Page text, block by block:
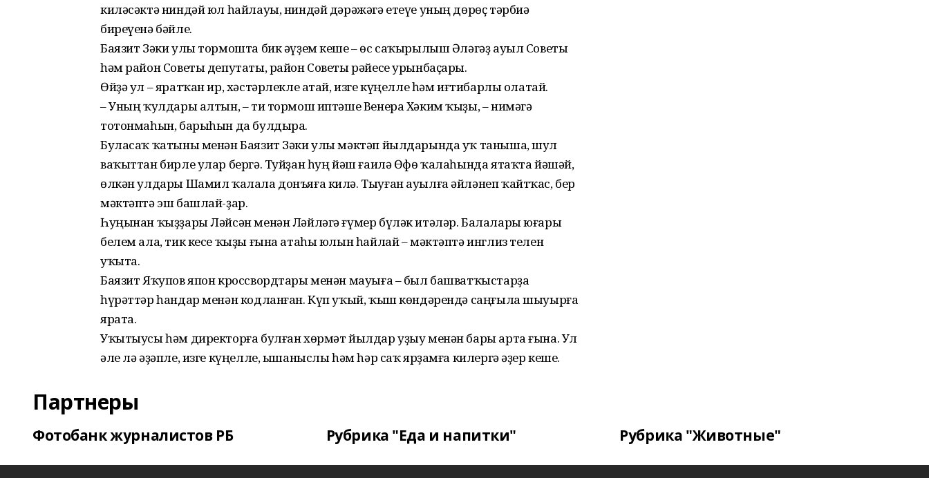
киләсәктә ниндәй юл һайлауы, ниндәй дәрәжәгә етеүе уның дөрөҫ тәрбиә
биреүенә бәйле.
Баязит Зәки улы тормошта бик әүҙем кеше – өс саҡырылыш Әләгәҙ ауыл Советы
һәм район Советы депутаты, район Советы рәйесе урынбаҫары.
Өйҙә ул – яратҡан ир, хәстәрлекле атай, изге күңелле һәм иғтибарлы олатай.
– Уның ҡулдары алтын, – ти тормош иптәше Венера Хәким ҡыҙы, – нимәгә
тотонмаһын, барыһын да булдыра.
Буласаҡ ҡатыны менән Баязит Зәки улы мәктәп йылдарында уҡ таныша, шул
ваҡыттан бирле улар бергә. Туйҙан һуң йәш ғаилә Өфө ҡалаһында ятаҡта йәшәй,
өлкән улдары Шамил ҡалала донъяға килә. Тыуған ауылға әйләнеп ҡайтҡас, бер
мәктәптә эш башлай-ҙар.
Һуңынан ҡыҙҙары Ләйсән менән Ләйләгә ғүмер бүләк итәләр. Балалары юғары
белем ала, тик кесе ҡыҙы ғына атаһы юлын һайлай – мәктәптә инглиз телен
уҡыта.
Баязит Яҡупов япон кроссвордтары менән мауыға – был башватҡыстарҙа
һүрәттәр һандар менән кодланған. Күп уҡый, ҡыш көндәрендә саңғыла шыуырға
ярата.
Уҡытыусы һәм директорға булған хөрмәт йылдар уҙыу менән бары арта ғына. Ул
әле лә әҙәпле, изге күңелле, ышаныслы һәм һәр саҡ ярҙамға килергә әҙер кеше.
Партнеры
Фотобанк журналистов РБ Рубрика "Еда и напитки" Рубрика "Животные"